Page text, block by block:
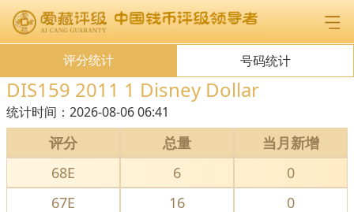
评分统计 号码统计
DIS159 2011 1 Disney Dollar
统计时间： 2026-08-06 06:41
评分 总量
当月新增
68E
6
0
67E
16
0